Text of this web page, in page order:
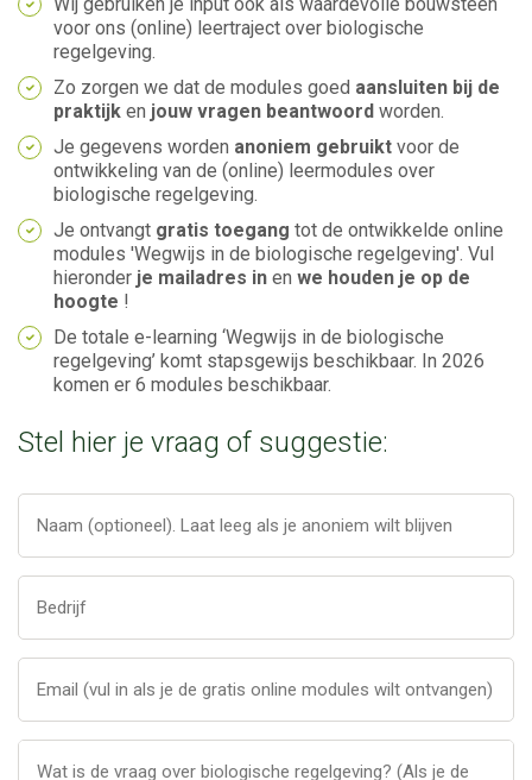
Wij gebruiken je input ook als waardevolle bouwsteen
voor ons (online) leertraject over biologische
regelgeving.
Zo zorgen we dat de modules goed aansluiten bij de
praktijk en jouw vragen beantwoord worden.
Je gegevens worden anoniem gebruikt voor de
ontwikkeling van de (online) leermodules over
biologische regelgeving.
Je ontvangt gratis toegang tot de ontwikkelde online
modules 'Wegwijs in de biologische regelgeving'. Vul
hieronder je mailadres in en we houden je op de
hoogte !
De totale e-learning ‘Wegwijs in de biologische
regelgeving’ komt stapsgewijs beschikbaar. In 2026
komen er 6 modules beschikbaar.
Stel hier je vraag of suggestie: